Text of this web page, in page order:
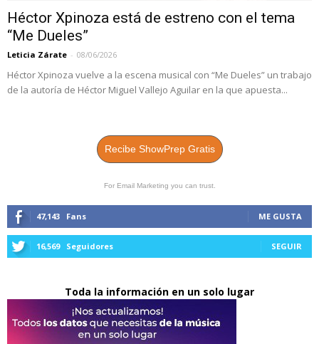
Héctor Xpinoza está de estreno con el tema
“Me Dueles”
Leticia Zárate - 08/06/2026
Héctor Xpinoza vuelve a la escena musical con “Me Dueles” un trabajo
de la autoría de Héctor Miguel Vallejo Aguilar en la que apuesta...
Recibe ShowPrep Gratis
For Email Marketing you can trust.
47,143 Fans ME GUSTA
16,569 Seguidores SEGUIR
Toda la información en un solo lugar